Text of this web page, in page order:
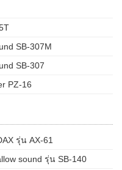
SB-307M
SB-307
PZ-16
รุ่น AX-61
sound รุ่น SB-140